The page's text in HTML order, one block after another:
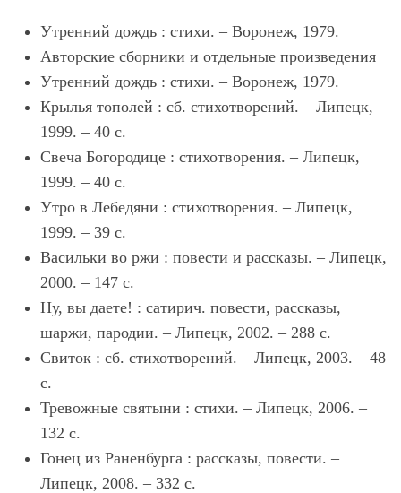
Утренний дождь : стихи. – Воронеж, 1979.
Авторские сборники и отдельные произведения
Утренний дождь : стихи. – Воронеж, 1979.
Крылья тополей : сб. стихотворений. – Липецк,
1999. – 40 с.
Свеча Богородице : стихотворения. – Липецк,
1999. – 40 с.
Утро в Лебедяни : стихотворения. – Липецк,
1999. – 39 с.
Васильки во ржи : повести и рассказы. – Липецк,
2000. – 147 с.
Ну, вы даете! : сатирич. повести, рассказы,
шаржи, пародии. – Липецк, 2002. – 288 с.
Свиток : сб. стихотворений. – Липецк, 2003. – 48
с.
Тревожные святыни : стихи. – Липецк, 2006. –
132 с.
Гонец из Раненбурга : рассказы, повести. –
Липецк, 2008. – 332 с.